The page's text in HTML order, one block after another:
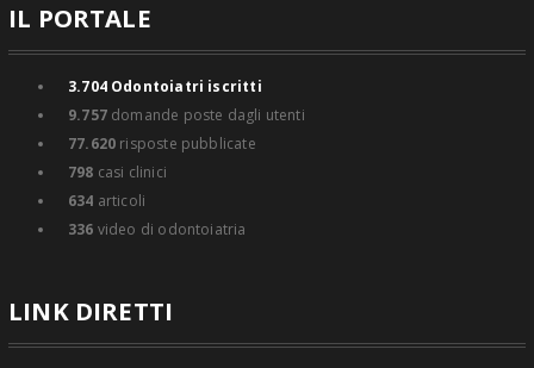
IL PORTALE
3.704Odontoiatri iscritti
9.757domande poste dagli utenti
77.620 risposte pubblicate
798 casi clinici
634 articoli
336 video di odontoiatria
LINK DIRETTI